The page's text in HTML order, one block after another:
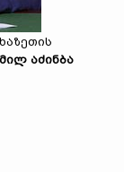
აძინბა